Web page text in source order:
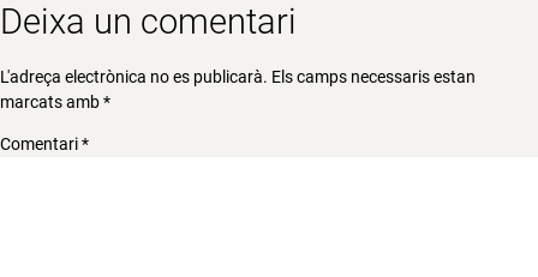
Deixa un comentari
L'adreça electrònica no es publicarà. Els camps necessaris estan
marcats amb*
Comentari*